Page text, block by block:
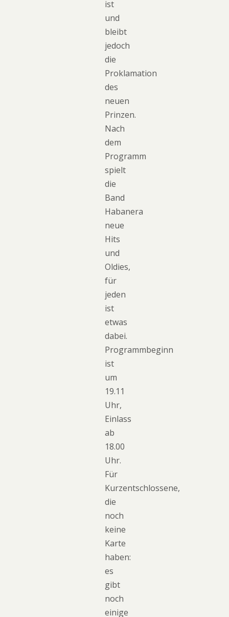
ist
und
bleibt
jedoch
die
Proklamation
des
neuen
Prinzen.
Nach
dem
Programm
spielt
die
Band
Habanera
neue
Hits
und
Oldies,
für
jeden
ist
etwas
dabei.
Programmbeginn
ist
um
19.11
Uhr,
Einlass
ab
18.00
Uhr.
Für
Kurzentschlossene,
die
noch
keine
Karte
haben:
es
gibt
noch
einige